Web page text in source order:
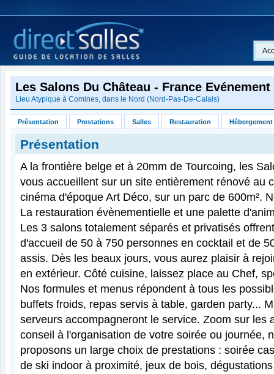
Les Salons Du Château - France Evénement
Lieu Atypique à Comines, dans le Nord (Nord-Pas-De-Calais)
Présentation Prestations Salles Restauration Hébergement
Présentation
A la frontière belge et à 20mm de Tourcoing, les
vous accueillent sur un site entièrement rénové au
cinéma d'époque Art Déco, sur un parc de 600m².
La restauration évènementielle et une palette
Les 3 salons totalement séparés et privatisés
d'accueil de 50 à 750 personnes en cocktail et de
assis. Dès les beaux jours, vous aurez plaisir à
en extérieur. Côté cuisine, laissez place au Chef,
Nos formules et menus répondent à tous les
buffets froids, repas servis à table, garden party...
serveurs accompagneront le service. Zoom sur les
conseil à l'organisation de votre soirée ou journée,
proposons un large choix de prestations : soirée
de ski indoor à proximité, jeux de bois,